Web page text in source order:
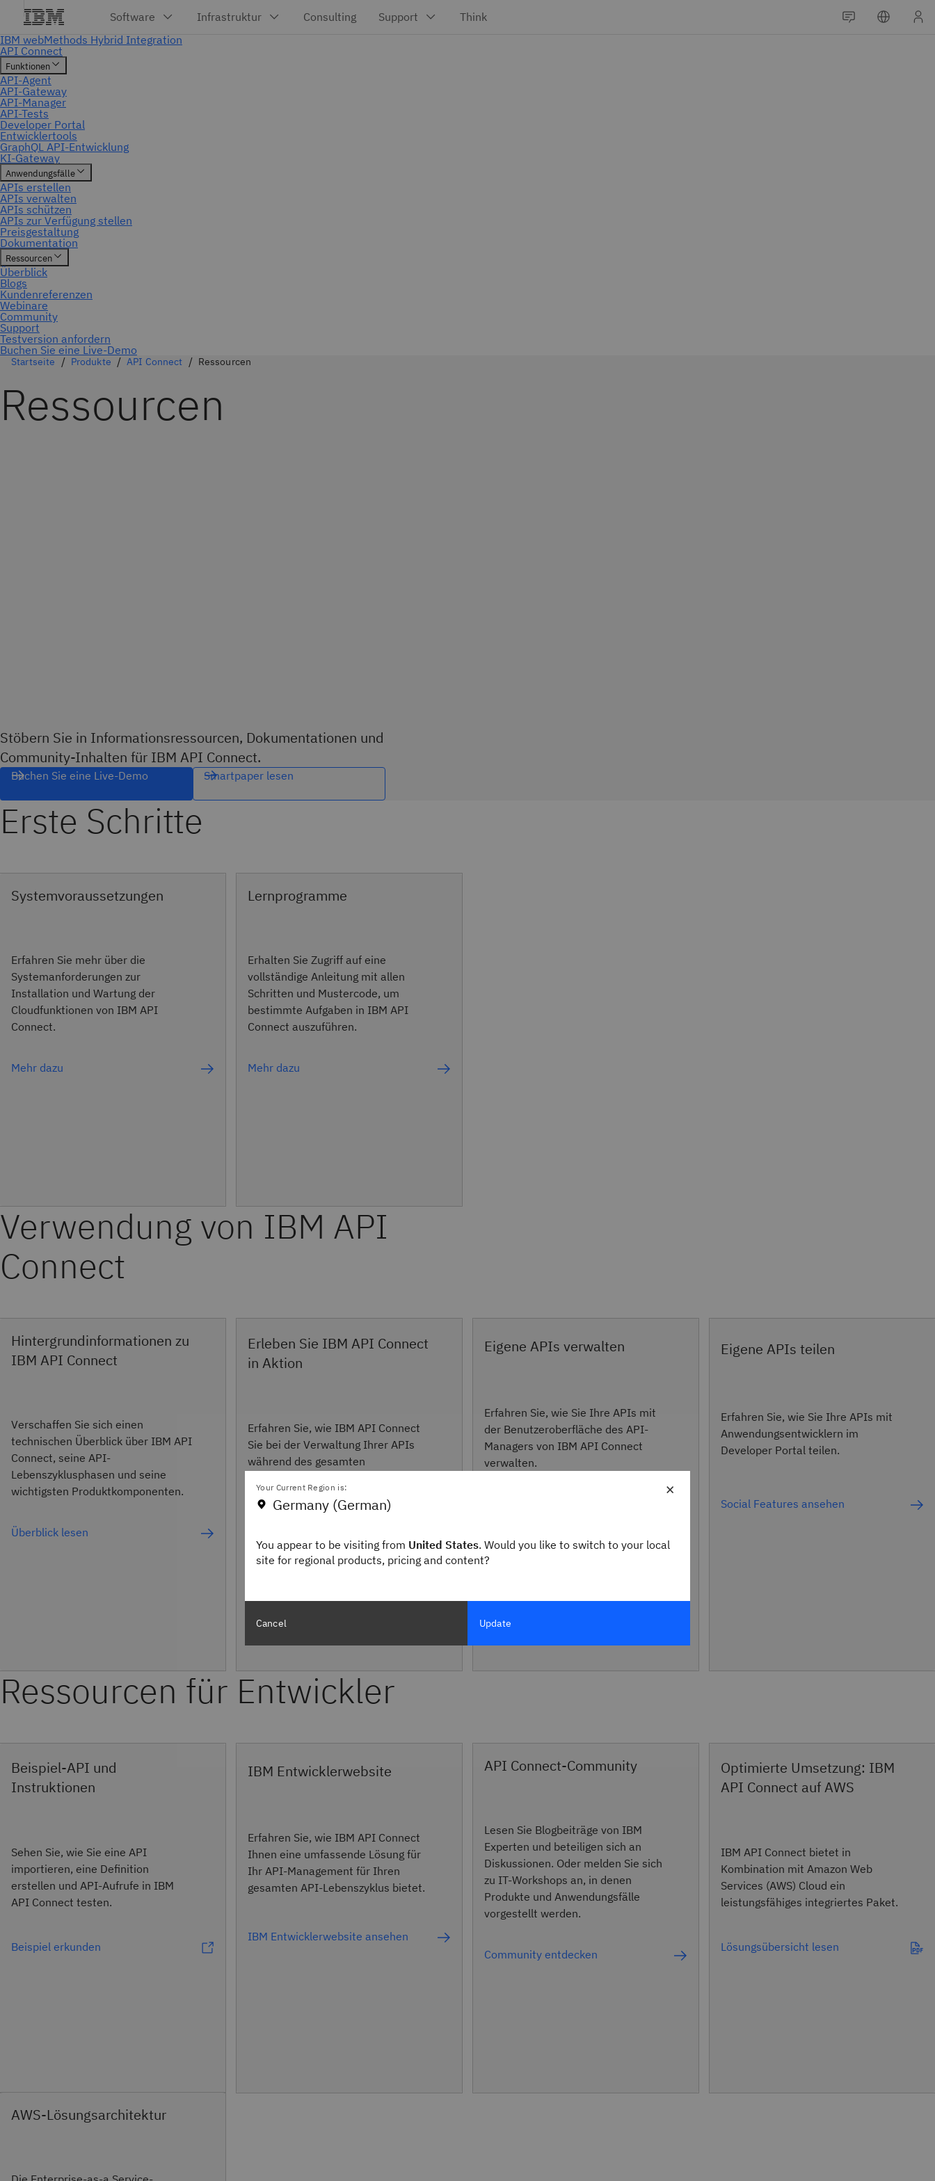
Buchen Sie eine Live-Demo
Startseite Produkte API Connect Ressourcen
Ressourcen
Stöbern Sie in Informationsressourcen, Dokumentationen und
Community-Inhalten für IBM API Connect.
Buchen Sie eine Live-Demo Smartpaper lesen
Erste Schritte
Systemvoraussetzungen
Erfahren Sie mehr über die
Systemanforderungen zur
Installation und Wartung der
Cloudfunktionen von IBM API
Connect.
Mehr dazu
Lernprogramme
Erhalten Sie Zugriff auf eine
vollständige Anleitung mit allen
Schritten und Mustercode, um
bestimmte Aufgaben in IBM API
Connect auszuführen.
Mehr dazu
Verwendung von IBM API
Connect
Hintergrundinformationen zu
IBM API Connect
Verschaffen Sie sich einen
technischen Überblick über IBM API
Connect, seine API-
Lebenszyklusphasen und seine
wichtigsten Produktkomponenten.
Überblick lesen
Erleben Sie IBM API Connect
in Aktion
Erfahren Sie, wie IBM API Connect
Sie bei der Verwaltung Ihrer APIs
während des gesamten
Eigene APIs verwalten
Erfahren Sie, wie Sie Ihre APIs mit
der Benutzeroberfläche des API-
Managers von IBM API Connect
verwalten.
Eigene APIs teilen
Erfahren Sie, wie Sie Ihre APIs mit
Anwendungsentwicklern im
Developer Portal teilen.
Social Features ansehen
Ressourcen für Entwickler
Beispiel-API und
Instruktionen
Sehen Sie, wie Sie eine API
importieren, eine Definition
erstellen und API-Aufrufe in IBM
API Connect testen.
Beispiel erkunden
IBM Entwicklerwebsite
Erfahren Sie, wie IBM API Connect
Ihnen eine umfassende Lösung für
Ihr API-Management für Ihren
gesamten API-Lebenszyklus bietet.
IBM Entwicklerwebsite ansehen
API Connect-Community
Lesen Sie Blogbeiträge von IBM
Experten und beteiligen sich an
Diskussionen. Oder melden Sie sich
zu IT-Workshops an, in denen
Produkte und Anwendungsfälle
vorgestellt werden.
Community entdecken
Optimierte Umsetzung: IBM
API Connect auf AWS
IBM API Connect bietet in
Kombination mit Amazon Web
Services (AWS) Cloud ein
leistungsfähiges integriertes Paket.
Lösungsübersicht lesen
AWS-Lösungsarchitektur
×
Your Current Region is:
Germany (German)
You appear to be visiting from United States. Would you like to switch to your local
site for regional products, pricing and content?
Cancel Update